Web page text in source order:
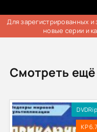
Для зарегистрированных и
новые серии и
Смотреть
DVDRip
KP 6.7